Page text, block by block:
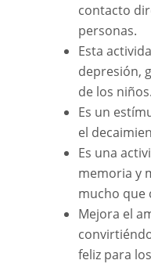
contacto
personas.
Esta
depresión,
de los niños.
Es un
el
Es una
memoria y
mucho que
Mejora el
feliz para